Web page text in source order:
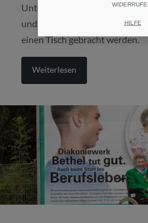
Unternehmen der
und allgemeinbildende Schulen
einen Tisch gebracht werden.
Weiterlesen
HILFE